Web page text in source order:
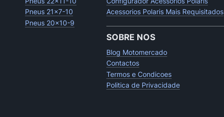
Pneus 21x7-10
Pneus 20x10-9
Acessorios Polaris Mais Requisitados
SOBRE NOS
Blog Motomercado
Contactos
Termos e Condicoes
Politica de Privacidade